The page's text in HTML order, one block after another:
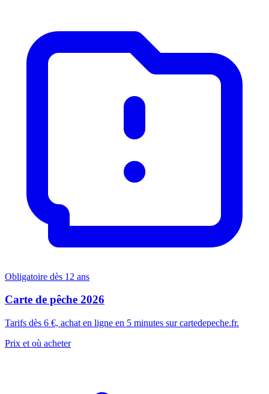
Obligatoire dès 12 ans
Carte de pêche 2026
Tarifs dès 6 €, achat en ligne en 5 minutes sur cartedepeche.fr.
Prix et où acheter